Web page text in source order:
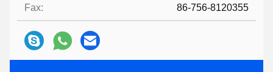
Fax: 86-756-8120355